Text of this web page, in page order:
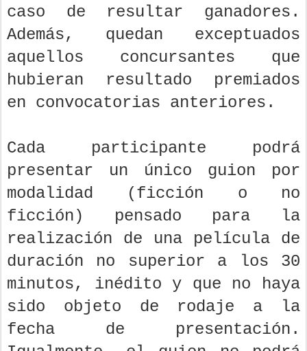
caso de resultar ganadores.
Además, quedan exceptuados
aquellos concursantes que
hubieran resultado premiados
en convocatorias anteriores.
Cada participante podrá
presentar un único guion por
modalidad (ficción o no
ficción) pensado para la
realización de una película de
duración no superior a los 30
minutos, inédito y que no haya
sido objeto de rodaje a la
fecha de presentación.